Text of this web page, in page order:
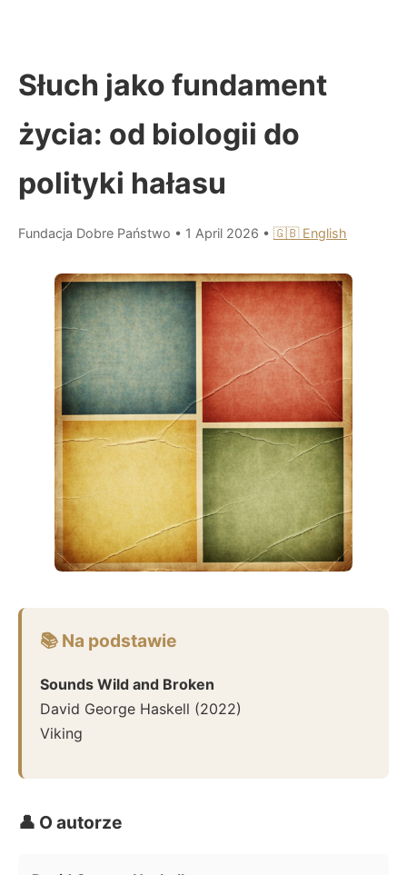
Słuch jako fundament
życia: od biologii do
polityki hałasu
Fundacja Dobre Państwo • 1 April 2026 • 🇬🇧 English
📚 Na podstawie
Sounds Wild and Broken
David George Haskell (2022)
Viking
👤 O autorze